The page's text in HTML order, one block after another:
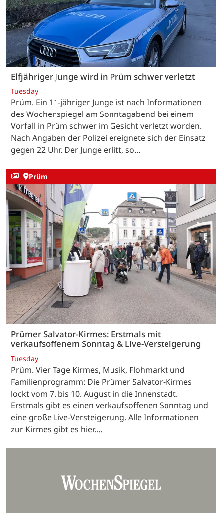
Elfjähriger Junge wird in Prüm schwer verletzt
Tuesday
Prüm. Ein 11-jähriger Junge ist nach Informationen
des Wochenspiegel am Sonntagabend bei einem
Vorfall in Prüm schwer im Gesicht verletzt worden.
Nach Angaben der Polizei ereignete sich der Einsatz
gegen 22 Uhr. Der Junge erlitt, so…
Prüm
Prümer Salvator-Kirmes: Erstmals mit
verkaufsoffenem Sonntag & Live-Versteigerung
Tuesday
Prüm. Vier Tage Kirmes, Musik, Flohmarkt und
Familienprogramm: Die Prümer Salvator-Kirmes
lockt vom 7. bis 10. August in die Innenstadt.
Erstmals gibt es einen verkaufsoffenen Sonntag und
eine große Live-Versteigerung. Alle Informationen
zur Kirmes gibt es hier.…